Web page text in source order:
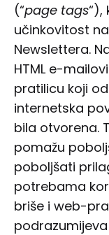
(“page tags“),
učinkovitost
Newslettera.
HTML e-
pratilicu koji
internetska
bila otvorena.
pomažu
poboljšati
potrebama
briše i web-